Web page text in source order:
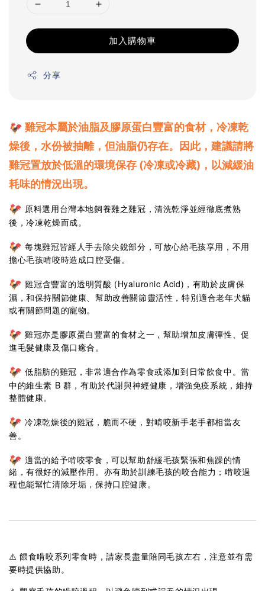
加入購物車
分享
雞冠本屬於油脂及膠原蛋白豐富的食材，冷凍乾
燥後，水份被抽離，但油脂仍存在。因此，建議請將
雞冠置放於低溫的環境保存 (冷凍或冷藏)，以減緩油
耗味的情況出現。
原料選用台灣本地飼養雞之雞冠，清洗乾淨並經徹底煮熟
後，冷凍乾燥而成。
每塊雞冠皆經人手去除尖銳部分，可放心給毛孩享用，不用
擔心毛孩啃咬時造成口腔受傷。
雞冠含豐富的透明質酸 (Hyaluronic Acid)，有助於皮膚保
濕，和保持關節健康、幫助改善關節靈活性，特別適合老年犬貓
或有關節問題的寵物。
雞冠亦是膠原蛋白豐富的食材之一，幫助增加皮膚彈性、促
進毛髮健康及傷口癒合。
低脂肪的雞冠，非常適合作為零食或添加到日常飲食中。當
中的維生素 B 群，有助於代謝與神經健康，增強免疫系統，維持
整體健康。
冷凍乾燥後的雞冠，脆而不硬，對啃咬新手老手都相當友
善。
適當的給予啃咬零食，可以幫助舒緩毛孩緊張和焦躁的情
緒，有很好的減壓作用。亦有助於訓練毛孩的咬合能力；啃咬過
程也能幫忙清除牙垢，保持口腔健康。
⚠️ 餵食啃咬系列零食時，請家長盡量陪同毛孩左右，注意並有需
要時提供協助。